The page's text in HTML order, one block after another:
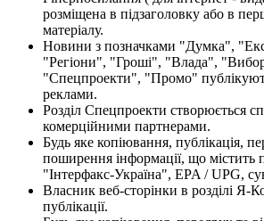
розміщена в підзаголовку або в
матеріалу.
Новини з позначками "Думка",
"Регіони", "Гроші", "Влада",
"Спецпроекти", "Промо"
реклами.
Розділ Спецпроекти створюється
комерційними партнерами.
Будь яке копіювання, публікація,
поширення інформації, що містить
"Інтерфакс-Україна", EPA / UPG,
Власник веб-сторінки в розділі Я-
публікації.